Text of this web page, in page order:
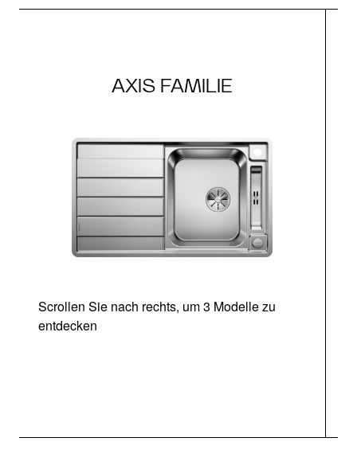
AXIS FAMILIE
Scrollen Sie nach rechts, um 3 Modelle zu
entdecken